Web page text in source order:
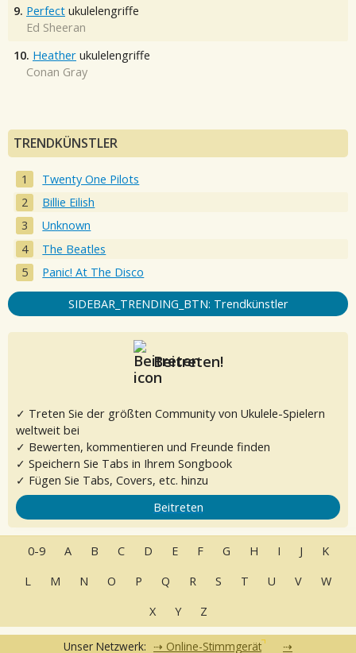
9. Perfect ukulelengriffe
Ed Sheeran
10. Heather ukulelengriffe
Conan Gray
TRENDKÜNSTLER
Twenty One Pilots
Billie Eilish
Unknown
The Beatles
Panic! At The Disco
SIDEBAR_TRENDING_BTN: Trendkünstler
Beitreten!
✓ Treten Sie der größten Community von Ukulele-Spielern
weltweit bei
✓ Bewerten, kommentieren und Freunde finden
✓ Speichern Sie Tabs in Ihrem Songbook
✓ Fügen Sie Tabs, Covers, etc. hinzu
Beitreten
0-9 A B C D E F G H I J
K
L
M N O P Q R S T U V
W
X
Y Z
Unser Netzwerk: Online-Stimmgerät